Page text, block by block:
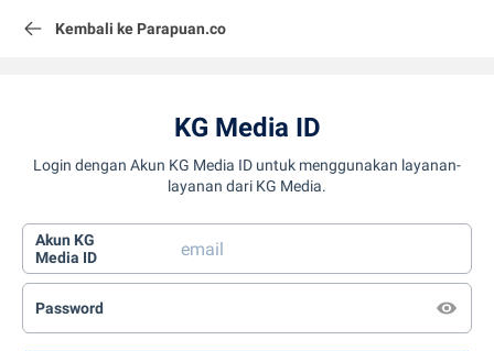
Kembali ke Parapuan.co
KG Media ID
Login dengan Akun KG Media ID untuk menggunakan layanan-
layanan dari KG Media.
Akun KG
Media ID
Password